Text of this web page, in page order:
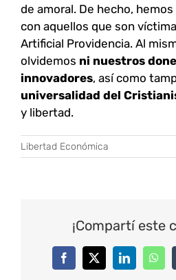
de amoral. De hecho,
con aquellos que son
Artificial Providencia. Al
olvidemos ni nuestros
innovadores, así como
universalidad del
y libertad.
Libertad Económica
¡Compartí este
FacebookTwitterLinkedIn